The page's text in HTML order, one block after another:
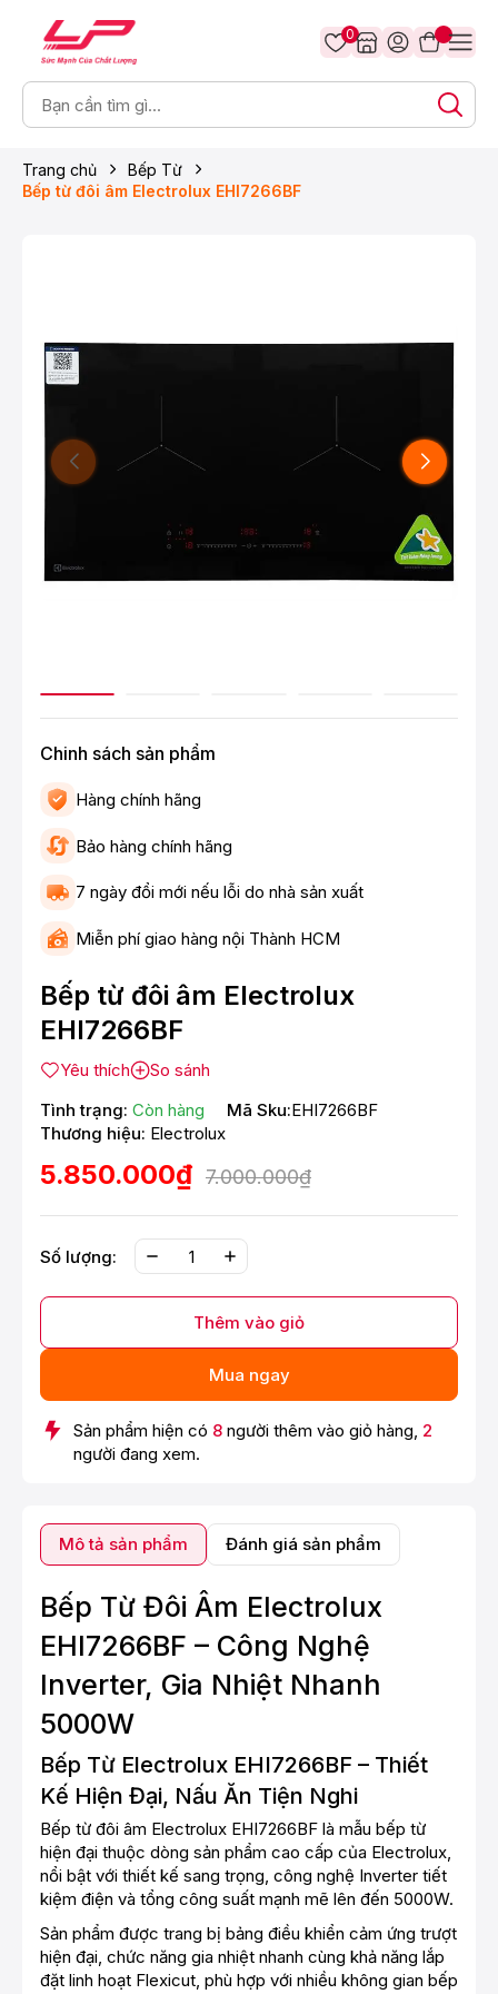
0
Trang chủ
Bếp Từ
Bếp từ đôi âm Electrolux ​EHI7266BF
Chinh sách sản phẩm
Hàng chính hãng
Bảo hàng chính hãng
7 ngày đổi mới nếu lỗi do nhà sản xuất
Miễn phí giao hàng nội Thành HCM
Bếp từ đôi âm Electrolux ​
EHI7266BF
Yêu thích
So sánh
Tình trạng: Còn hàng Mã Sku:​EHI7266BF
Thương hiệu: Electrolux
5.850.000₫ 7.000.000₫
Số lượng:
Thêm vào giỏ
Mua ngay
Sản phẩm hiện có 8 người thêm vào giỏ hàng, 2
người đang xem.
Mô tả sản phẩm Đánh giá sản phẩm
Bếp Từ Đôi Âm Electrolux
EHI7266BF – Công Nghệ
Inverter, Gia Nhiệt Nhanh
5000W
Bếp Từ Electrolux EHI7266BF – Thiết
Kế Hiện Đại, Nấu Ăn Tiện Nghi
Bếp từ đôi âm Electrolux EHI7266BF là mẫu bếp từ
hiện đại thuộc dòng sản phẩm cao cấp của Electrolux,
nổi bật với thiết kế sang trọng, công nghệ Inverter tiết
kiệm điện và tổng công suất mạnh mẽ lên đến 5000W.
Sản phẩm được trang bị bảng điều khiển cảm ứng trượt
hiện đại, chức năng gia nhiệt nhanh cùng khả năng lắp
đặt linh hoạt Flexicut, phù hợp với nhiều không gian bếp